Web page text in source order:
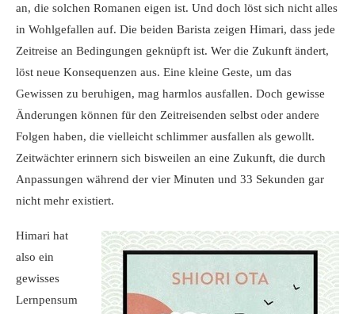
an, die solchen Romanen eigen ist. Und doch löst sich nicht alles
in Wohlgefallen auf. Die beiden Barista zeigen Himari, dass jede
Zeitreise an Bedingungen geknüpft ist. Wer die Zukunft ändert,
löst neue Konsequenzen aus. Eine kleine Geste, um das
Gewissen zu beruhigen, mag harmlos ausfallen. Doch gewisse
Änderungen können für den Zeitreisenden selbst oder andere
Folgen haben, die vielleicht schlimmer ausfallen als gewollt.
Zeitwächter erinnern sich bisweilen an eine Zukunft, die durch
Anpassungen während der vier Minuten und 33 Sekunden gar
nicht mehr existiert.
Himari hat
also ein
gewisses
Lernpensum